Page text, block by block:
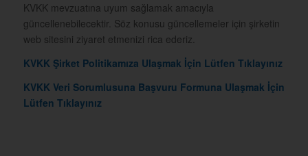
KVKK mevzuatına uyum sağlamak amacıyla
güncellenebilecektir. Söz konusu güncellemeler için şirketin
web sitesini ziyaret etmenizi rica ederiz.
KVKK Şirket Politikamıza Ulaşmak İçin Lütfen Tıklayınız
KVKK Veri Sorumlusuna Başvuru Formuna Ulaşmak İçin
Lütfen Tıklayınız